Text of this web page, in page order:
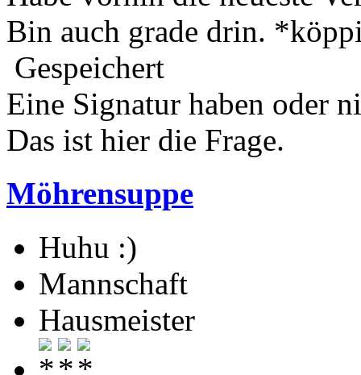
Bin auch grade drin.
Gespeichert
Eine Signatur haben oder
Das ist hier die Frage.
Möhrensuppe
Huhu :)
Mannschaft
Hausmeister